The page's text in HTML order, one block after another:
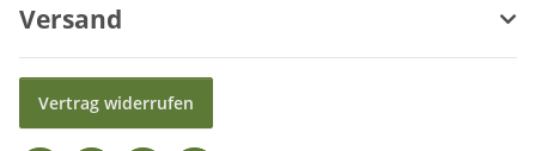
Versand
Vertrag widerrufen